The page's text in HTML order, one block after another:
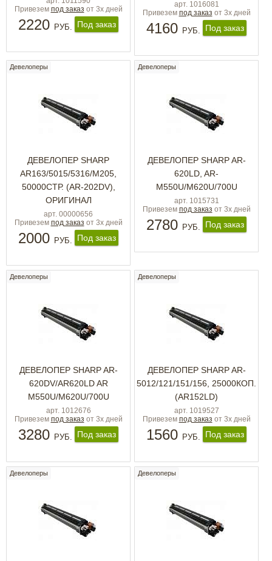
Привезем под заказ от 3х дней
2220 РУБ. Под заказ
арт. 1016081
Привезем под заказ от 3х дней
4160 РУБ. Под заказ
Девелоперы
ДЕВЕЛОПЕР SHARP
AR163/5015/5316/M205,
50000СТР. (AR-202DV),
ОРИГИНАЛ
арт. 00000656
Привезем под заказ от 3х дней
2000 РУБ. Под заказ
Девелоперы
ДЕВЕЛОПЕР SHARP AR-
620LD, AR-
M550U/M620U/700U
арт. 1015731
Привезем под заказ от 3х дней
2780 РУБ. Под заказ
Девелоперы
ДЕВЕЛОПЕР SHARP AR-
620DV/AR620LD AR
M550U/M620U/700U
арт. 1012676
Привезем под заказ от 3х дней
3280 РУБ. Под заказ
Девелоперы
ДЕВЕЛОПЕР SHARP AR-
5012/121/151/156, 25000КОП.
(AR152LD)
арт. 1019527
Привезем под заказ от 3х дней
1560 РУБ. Под заказ
Девелоперы Девелоперы